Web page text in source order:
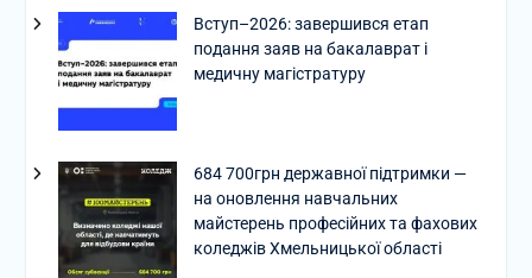
Вступ–2026: завершився етап
подання заяв на бакалаврат і
медичну магістратуру
684 700грн державної підтримки —
на оновлення навчальних
майстерень професійних та фахових
коледжів Хмельницької області